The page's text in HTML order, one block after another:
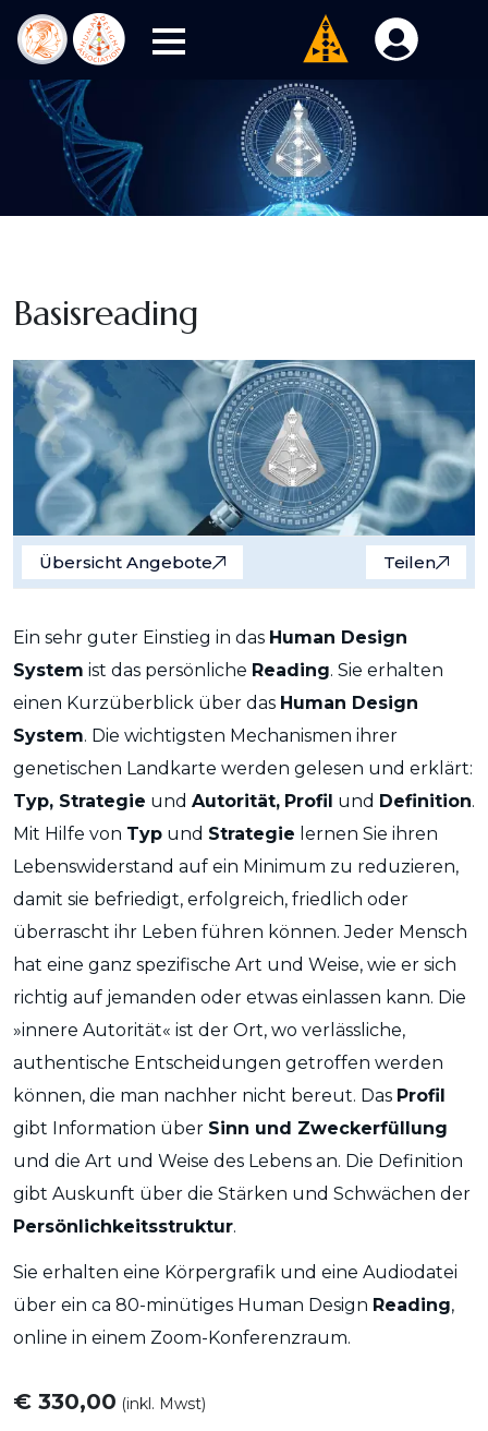
Basisreading
Übersicht Angebote Teilen
Ein sehr guter Einstieg in das Human Design
System ist das persönliche Reading. Sie erhalten
einen Kurzüberblick über das Human Design
System. Die wichtigsten Mechanismen ihrer
genetischen Landkarte werden gelesen und erklärt:
Typ, Strategie und Autorität, Profil und Definition.
Mit Hilfe von Typ und Strategie lernen Sie ihren
Lebenswiderstand auf ein Minimum zu reduzieren,
damit sie befriedigt, erfolgreich, friedlich oder
überrascht ihr Leben führen können. Jeder Mensch
hat eine ganz spezifische Art und Weise, wie er sich
richtig auf jemanden oder etwas einlassen kann. Die
»innere Autorität« ist der Ort, wo verlässliche,
authentische Entscheidungen getroffen werden
können, die man nachher nicht bereut. Das Profil
gibt Information über Sinn und Zweckerfüllung
und die Art und Weise des Lebens an. Die Definition
gibt Auskunft über die Stärken und Schwächen der
Persönlichkeitsstruktur.
Sie erhalten eine Körpergrafik und eine Audiodatei
über ein ca 80-minütiges Human Design Reading,
online in einem Zoom-Konferenzraum.
€ 330,00 (inkl. Mwst)